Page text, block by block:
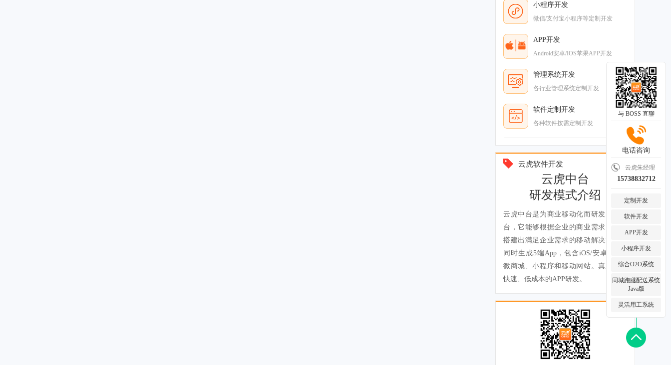
小程序开发
微信/支付宝小程序等定制开发
APP开发
Android安卓/IOS苹果APP开发
管理系统开发
各行业管理系统定制开发
软件定制开发
各种软件按需定制开发
云虎软件开发
云虎中台
研发模式介绍
云虎中台是为商业移动化而研发的云平
台，它能够根据企业的商业需求，快速
搭建出满足企业需求的移动解决方案，
同时生成5端App，包含iOS/安卓App、
微商城、小程序和移动网站。真正实现
快速、低成本的APP研发。
与 BOSS 直聊
电话咨询
云虎朱经理
15738832712
定制开发
软件开发
APP开发
小程序开发
综合O2O系统
同城跑腿配送系统
Java版
灵活用工系统